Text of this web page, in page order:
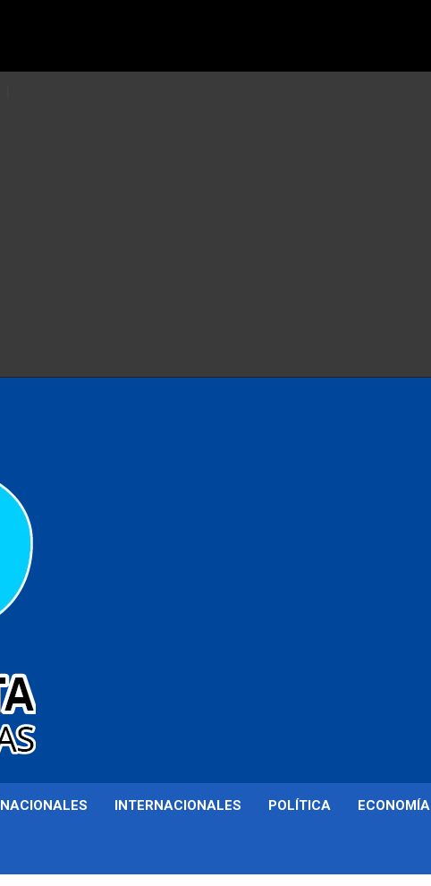
NACIONALES INTERNACIONALES POLÍTICA ECONOMÍA